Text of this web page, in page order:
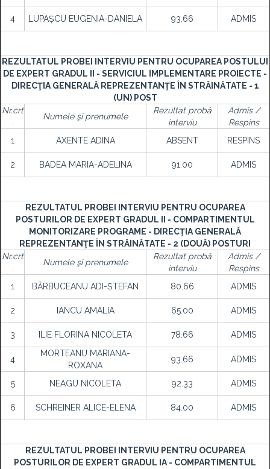
4 LUPAȘCU EUGENIA-DANIELA 93.66 ADMIS
REZULTATUL PROBEI INTERVIU PENTRU OCUPAREA POSTULUI
DE EXPERT GRADUL II - SERVICIUL IMPLEMENTARE PROIECTE -
DIRECŢIA GENERALĂ REPREZENTANŢE ÎN STRĂINĂTATE - 1
(UN) POST
Nr.crt
.
Numele şi prenumele
Rezultat probă
interviu
Admis /
Respins
1
AXENTE ADINA ABSENT RESPINS
2 BADEA MARIA-ADELINA 91.00 ADMIS
REZULTATUL PROBEI INTERVIU PENTRU OCUPAREA
POSTURILOR DE EXPERT GRADUL II - COMPARTIMENTUL
MONITORIZARE PROGRAME - DIRECŢIA GENERALĂ
REPREZENTANŢE ÎN STRĂINĂTATE - 2 (DOUĂ) POSTURI
Nr.crt
.
Numele şi prenumele
Rezultat probă
interviu
Admis /
Respins
1
BĂRBUCEANU ADI-ȘTEFAN 80.66 ADMIS
2 IANCU AMALIA 65.00 ADMIS
3 ILIE FLORINA NICOLETA 78.66 ADMIS
4
MORTEANU MARIANA-
ROXANA
93.66 ADMIS
5 NEAGU NICOLETA 92.33 ADMIS
6 SCHREINER ALICE-ELENA 84.00 ADMIS
REZULTATUL PROBEI INTERVIU PENTRU OCUPAREA
POSTURILOR DE EXPERT GRADUL IA - COMPARTIMENTUL